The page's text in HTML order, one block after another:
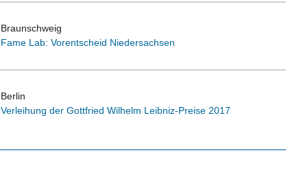
Braunschweig
Fame Lab: Vorentscheid Niedersachsen
Berlin
Verleihung der Gottfried Wilhelm Leibniz-Preise 2017